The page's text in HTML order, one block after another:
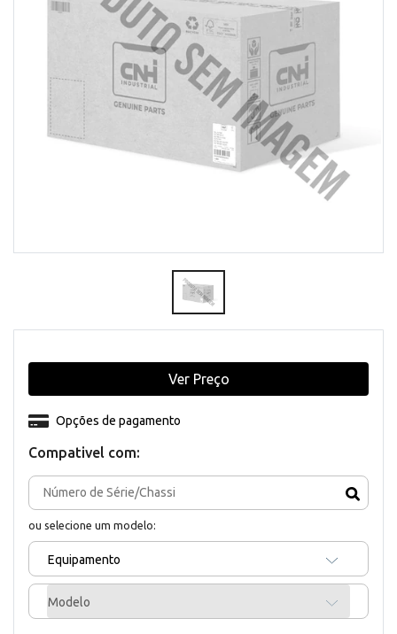
Compativel com:
ou selecione um modelo:
Equipamento
Modelo
Opções de pagamento
Ver Preço